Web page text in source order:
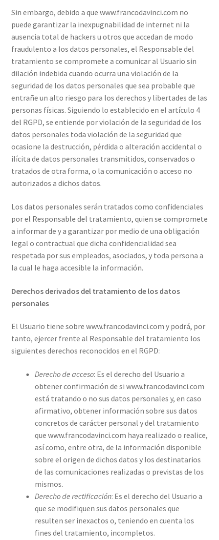
Sin embargo, debido a que www.francodavinci.com no
puede garantizar la inexpugnabilidad de internet ni la
ausencia total de hackers u otros que accedan de modo
fraudulento a los datos personales, el Responsable del
tratamiento se compromete a comunicar al Usuario sin
dilación indebida cuando ocurra una violación de la
seguridad de los datos personales que sea probable que
entrañe un alto riesgo para los derechos y libertades de las
personas físicas. Siguiendo lo establecido en el artículo 4
del RGPD, se entiende por violación de la seguridad de los
datos personales toda violación de la seguridad que
ocasione la destrucción, pérdida o alteración accidental o
ilícita de datos personales transmitidos, conservados o
tratados de otra forma, o la comunicación o acceso no
autorizados a dichos datos.
Los datos personales serán tratados como confidenciales
por el Responsable del tratamiento, quien se compromete
a informar de y a garantizar por medio de una obligación
legal o contractual que dicha confidencialidad sea
respetada por sus empleados, asociados, y toda persona a
la cual le haga accesible la información.
Derechos derivados del tratamiento de los datos
personales
El Usuario tiene sobre www.francodavinci.com y podrá, por
tanto, ejercer frente al Responsable del tratamiento los
siguientes derechos reconocidos en el RGPD:
Derecho de acceso: Es el derecho del Usuario a
obtener confirmación de si www.francodavinci.com
está tratando o no sus datos personales y, en caso
afirmativo, obtener información sobre sus datos
concretos de carácter personal y del tratamiento
que www.francodavinci.com haya realizado o realice,
así como, entre otra, de la información disponible
sobre el origen de dichos datos y los destinatarios
de las comunicaciones realizadas o previstas de los
mismos.
Derecho de rectificación: Es el derecho del Usuario a
que se modifiquen sus datos personales que
resulten ser inexactos o, teniendo en cuenta los
fines del tratamiento, incompletos.